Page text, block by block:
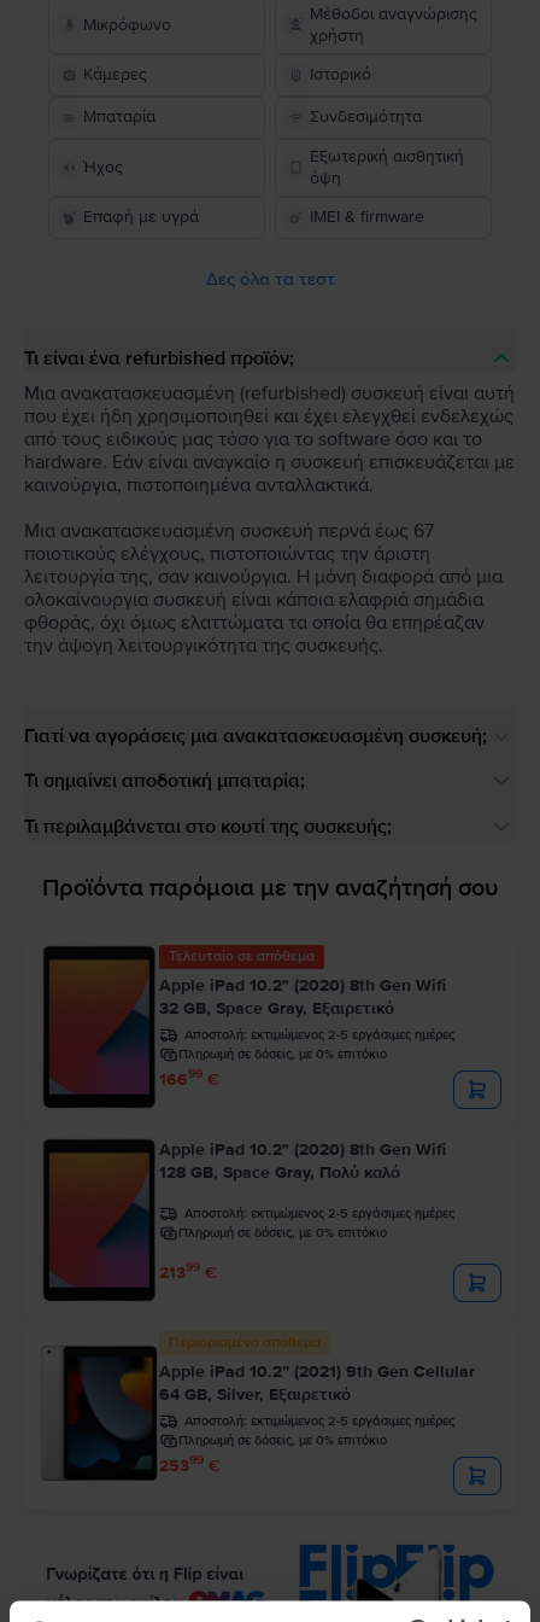
Μικρόφωνο
Μέθοδοι αναγνώρισης
χρήστη
Κάμερες
Ιστορικό
Μπαταρία Συνδεσιμότητα
Ήχος
Εξωτερική αισθητική
όψη
Επαφή με υγρά
IMEI & firmware
Δες όλα τα τεστ
Τι είναι ένα refurbished προϊόν;
Μια ανακατασκευασμένη (refurbished) συσκευή είναι αυτή
που έχει ήδη χρησιμοποιηθεί και έχει ελεγχθεί ενδελεχώς
από τους ειδικούς μας τόσο για το software όσο και το
hardware. Εάν είναι αναγκαίο η συσκευή επισκευάζεται με
καινούργια, πιστοποιημένα ανταλλακτικά.
Μια ανακατασκευασμένη συσκευή περνά έως 67
ποιοτικούς ελέγχους, πιστοποιώντας την άριστη
λειτουργία της, σαν καινούργια. Η μόνη διαφορά από μια
ολοκαίνουργια συσκευή είναι κάποια ελαφριά σημάδια
φθοράς, όχι όμως ελαττώματα τα οποία θα επηρέαζαν
την άψογη λειτουργικότητα της συσκευής.
Γιατί να αγοράσεις μια ανακατασκευασμένη συσκευή;
Τι σημαίνει αποδοτική μπαταρία;
Τι περιλαμβάνεται στο κουτί της συσκευής;
Προϊόντα παρόμοια με την αναζήτησή σου
Τελευταίο σε απόθεμα
Apple iPad 10.2" (2020) 8th Gen Wifi
32 GB, Space Gray, Εξαιρετικό
Αποστολή: εκτιμώμενος 2-5 εργάσιμες ημέρες
Πληρωμή σε δόσεις, με 0% επιτόκιο
16699 €
Apple iPad 10.2" (2020) 8th Gen Wifi
128 GB, Space Gray, Πολύ καλό
Αποστολή: εκτιμώμενος 2-5 εργάσιμες ημέρες
Πληρωμή σε δόσεις, με 0% επιτόκιο
21399 €
Περιορισμένο απόθεμα
Apple iPad 10.2” (2021) 9th Gen Cellular
64 GB, Silver, Εξαιρετικό
Αποστολή: εκτιμώμενος 2-5 εργάσιμες ημέρες
Πληρωμή σε δόσεις, με 0% επιτόκιο
25399 €